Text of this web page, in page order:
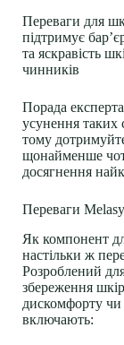
Переваги для
підтримує
та яскравість
чинників
Порада експерта
усунення таких
тому
щонайменше
досягнення
Переваги
Як компонент
настільки ж
Розроблений
збереження
дискомфорту чи
включають: